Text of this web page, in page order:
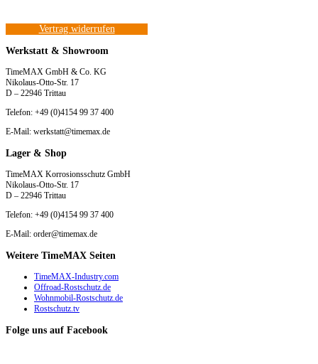
Vertrag widerrufen
Werkstatt & Showroom
TimeMAX GmbH & Co. KG
Nikolaus-Otto-Str. 17
D – 22946 Trittau
Telefon: +49 (0)4154 99 37 400
E-Mail: werkstatt@timemax.de
Lager & Shop
TimeMAX Korrosionsschutz GmbH
Nikolaus-Otto-Str. 17
D – 22946 Trittau
Telefon: +49 (0)4154 99 37 400
E-Mail: order@timemax.de
Weitere TimeMAX Seiten
TimeMAX-Industry.com
Offroad-Rostschutz.de
Wohnmobil-Rostschutz.de
Rostschutz.tv
Folge uns auf Facebook